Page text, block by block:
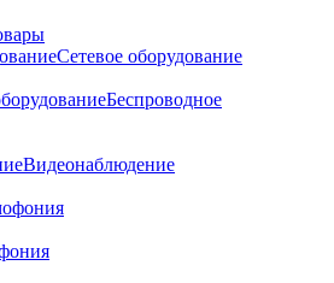
Сетевое оборудование
Беспроводное
Видеонаблюдение